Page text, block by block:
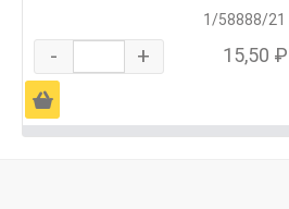
1/58888/21
- + 15,50 ₽
Ä